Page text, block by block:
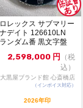
ロレックス サブマリー
ナデイト 126610LN
ランダム番 黒文字盤
2,598,000 円
（税
込）
大黒屋ブランド館 心斎橋店
（インボイス対応）
2026年印